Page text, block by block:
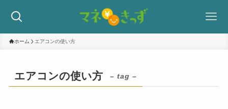
ホーム エアコンの使い方
エアコンの使い方 – tag –